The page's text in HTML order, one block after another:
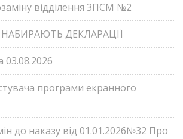
відділення ЗПСМ №2
НАБИРАЮТЬ ДЕКЛАРАЦІЇ
03.08.2026
програми екранного
до наказу від 01.01.2026№32 Про